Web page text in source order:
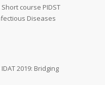
course PIDST
Diseases
2019: Bridging